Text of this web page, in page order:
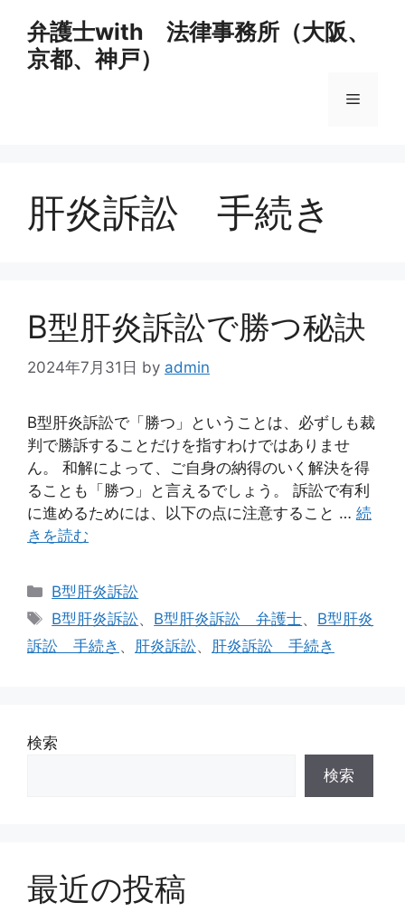
弁護士with 法律事務所（大阪、
京都、神戸）
メ
肝炎訴訟 手続き
B型肝炎訴訟で勝つ秘訣
2024年7月31日 by admin
B型肝炎訴訟で「勝つ」ということは、必ずしも裁
判で勝訴することだけを指すわけではありませ
ん。 和解によって、ご自身の納得のいく解決を得
ることも「勝つ」と言えるでしょう。 訴訟で有利
に進めるためには、以下の点に注意すること … 続
きを読む
カ
テ
リ
B型肝炎訴訟
タ
グ
B型肝炎訴訟、 B型肝炎訴訟 弁護士、 B型肝炎
訴訟 手続き 、 肝炎訴訟、 肝炎訴訟 手続き
検索
検索
最近の投稿